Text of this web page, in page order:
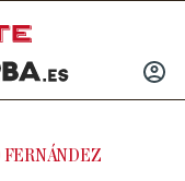
INICIAR
FERNÁNDEZ